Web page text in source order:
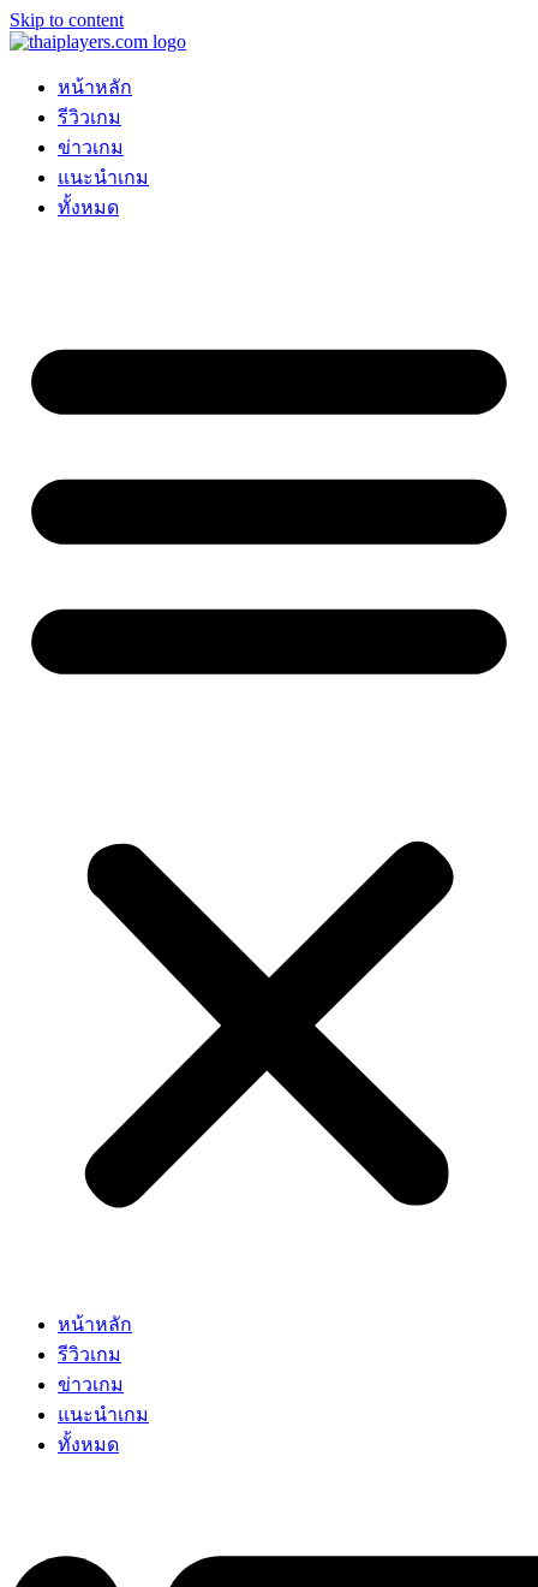
Skip to content
หน้าหลัก
รีวิวเกม
ข่าวเกม
แนะนำเกม
ทั้งหมด
หน้าหลัก
รีวิวเกม
ข่าวเกม
แนะนำเกม
ทั้งหมด